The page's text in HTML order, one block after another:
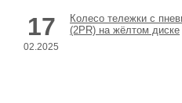
17
02.2025
Колесо тележки с
(2PR) на жёлтом диске